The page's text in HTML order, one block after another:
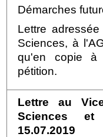
Démarches
Lettre
Sciences, à
qu'en copie à
pétition.
Lettre au
Sciences et
15.07.2019